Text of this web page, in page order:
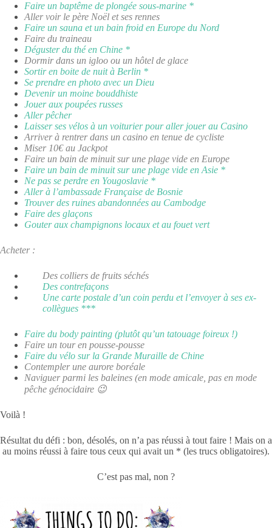
Faire un baptême de plongée sous-marine *
Aller voir le père Noël et ses rennes
Faire un sauna et un bain froid en Europe du Nord
Faire du traineau
Déguster du thé en Chine *
Dormir dans un igloo ou un hôtel de glace
Sortir en boite de nuit à Berlin *
Se prendre en photo avec un Dieu
Devenir un moine bouddhiste
Jouer aux poupées russes
Aller pêcher
Laisser ses vélos à un voiturier pour aller jouer au Casino
Arriver à rentrer dans un casino en tenue de cycliste
Miser 10€ au Jackpot
Faire un bain de minuit sur une plage vide en Europe
Faire un bain de minuit sur une plage vide en Asie *
Ne pas se perdre en Yougoslavie *
Aller à l’ambassade Française de Bosnie
Trouver des ruines abandonnées au Cambodge
Faire des glaçons
Gouter aux champignons locaux et au fouet vert
Acheter :
Des colliers de fruits séchés
Des contrefaçons
Une carte postale d’un coin perdu et l’envoyer à ses ex-
collègues ***
Faire du body painting (plutôt qu’un tatouage foireux !)
Faire un tour en pousse-pousse
Faire du vélo sur la Grande Muraille de Chine
Contempler une aurore boréale
Naviguer parmi les baleines (en mode amicale, pas en mode
pêche génocidaire 😉
Voilà !
Résultat du défi : bon, désolés, on n’a pas réussi à tout faire ! Mais on a
au moins réussi à faire tous ceux qui avait un * (les trucs obligatoires).
C’est pas mal, non ?